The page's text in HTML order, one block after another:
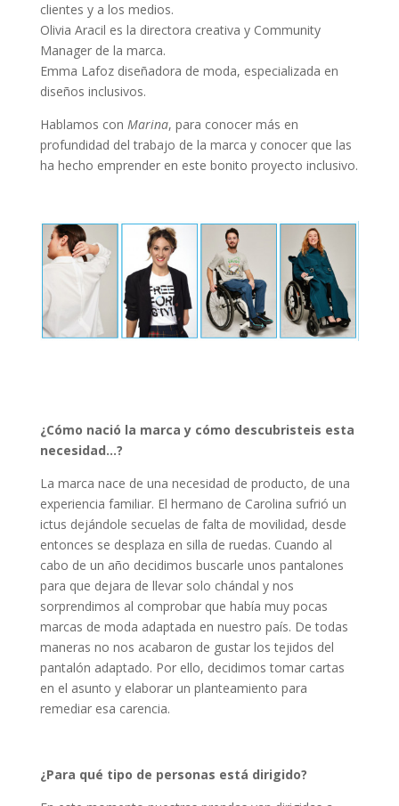
clientes y a los medios.
Olivia Aracil es la directora creativa y Community
Manager de la marca.
Emma Lafoz diseñadora de moda, especializada en
diseños inclusivos.
Hablamos con Marina, para conocer más en
profundidad del trabajo de la marca y conocer que las
ha hecho emprender en este bonito proyecto inclusivo.
¿Cómo nació la marca y cómo descubristeis esta
necesidad…?
La marca nace de una necesidad de producto, de una
experiencia familiar. El hermano de Carolina sufrió un
ictus dejándole secuelas de falta de movilidad, desde
entonces se desplaza en silla de ruedas. Cuando al
cabo de un año decidimos buscarle unos pantalones
para que dejara de llevar solo chándal y nos
sorprendimos al comprobar que había muy pocas
marcas de moda adaptada en nuestro país. De todas
maneras no nos acabaron de gustar los tejidos del
pantalón adaptado. Por ello, decidimos tomar cartas
en el asunto y elaborar un planteamiento para
remediar esa carencia.
¿Para qué tipo de personas está dirigido?